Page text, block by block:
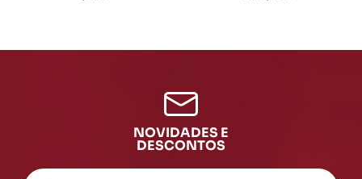
NOVIDADES E
DESCONTOS